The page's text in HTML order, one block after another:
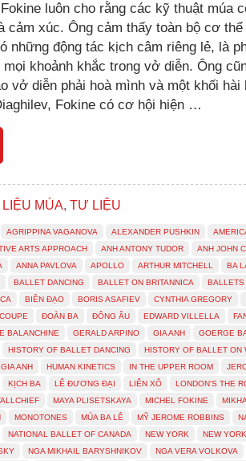
luôn cho rằng các kỹ thuật múa
cảm xúc. Ông cảm thấy toàn bộ cơ
những động tác kịch câm riêng lẻ, là
mọi khoảnh khắc trong vở diễn. Ông
vở diễn phải hoà mình và một khối hài
Fokine có cơ hội hiện …
MÚA, TƯ LIỆU
AGRIPPINA VAGANOVA ALEXANDER PUSHKIN
ARTS APPROACH
ANH ANTONY TUDOR
ANH JOHN
ANNA PAVLOVA APOLLO ARTHUR MITCHELL
BA
BALLET DANCING BALLET ON BRITANNICA
BALLETS
BIÊN ĐẠO BORIS ASAFIEV
CYNTHIA GREGORY
ĐOÀN BA ĐÔNG ÂU EDWARD VILLELLA
BALANCHINE
GERALD ARPINO GIA ANH
GOERGE
HISTORY OF BALLET DANCING
HISTORY OF BALLET ON
ANH
HUMAN KINETICS IN THE UPPER ROOM
KỊCH BA LÊ ĐƯƠNG ĐẠI LIÊN XÔ
LONDON'S THE
MAYA PLISETSKAYA MICHEL FOKINE
MONOTONES MÚA BA LÊ MỸ JEROME ROBBINS
NATIONAL BALLET OF CANADA NEW YORK
NEW
NGA MIKHAIL BARYSHNIKOV
NGA VERA VOLKOVA